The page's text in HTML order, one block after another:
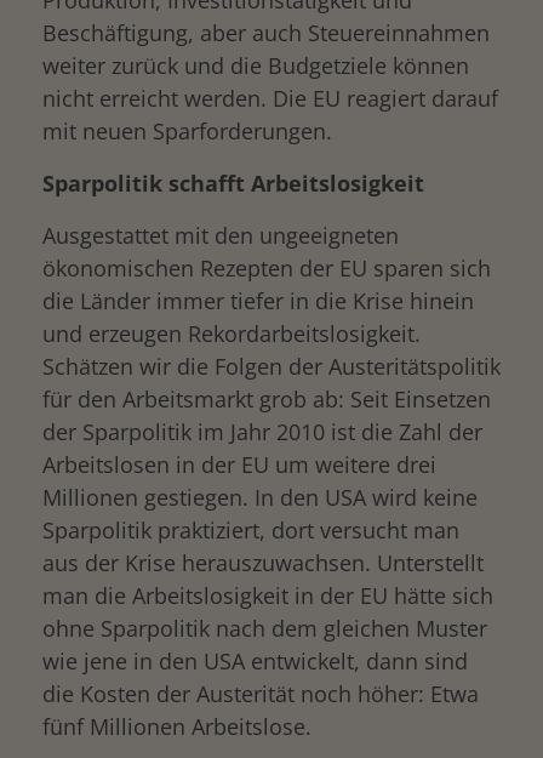
Beschäftigung, aber auch Steuereinnahmen
weiter zurück und die Budgetziele können
nicht erreicht werden. Die EU reagiert darauf
mit neuen Sparforderungen.
Sparpolitik schafft Arbeitslosigkeit
Ausgestattet mit den ungeeigneten
ökonomischen Rezepten der EU sparen sich
die Länder immer tiefer in die Krise hinein
und erzeugen Rekordarbeitslosigkeit.
Schätzen wir die Folgen der Austeritätspolitik
für den Arbeitsmarkt grob ab: Seit Einsetzen
der Sparpolitik im Jahr 2010 ist die Zahl der
Arbeitslosen in der EU um weitere drei
Millionen gestiegen. In den USA wird keine
Sparpolitik praktiziert, dort versucht man
aus der Krise herauszuwachsen. Unterstellt
man die Arbeitslosigkeit in der EU hätte sich
ohne Sparpolitik nach dem gleichen Muster
wie jene in den USA entwickelt, dann sind
die Kosten der Austerität noch höher: Etwa
fünf Millionen Arbeitslose.